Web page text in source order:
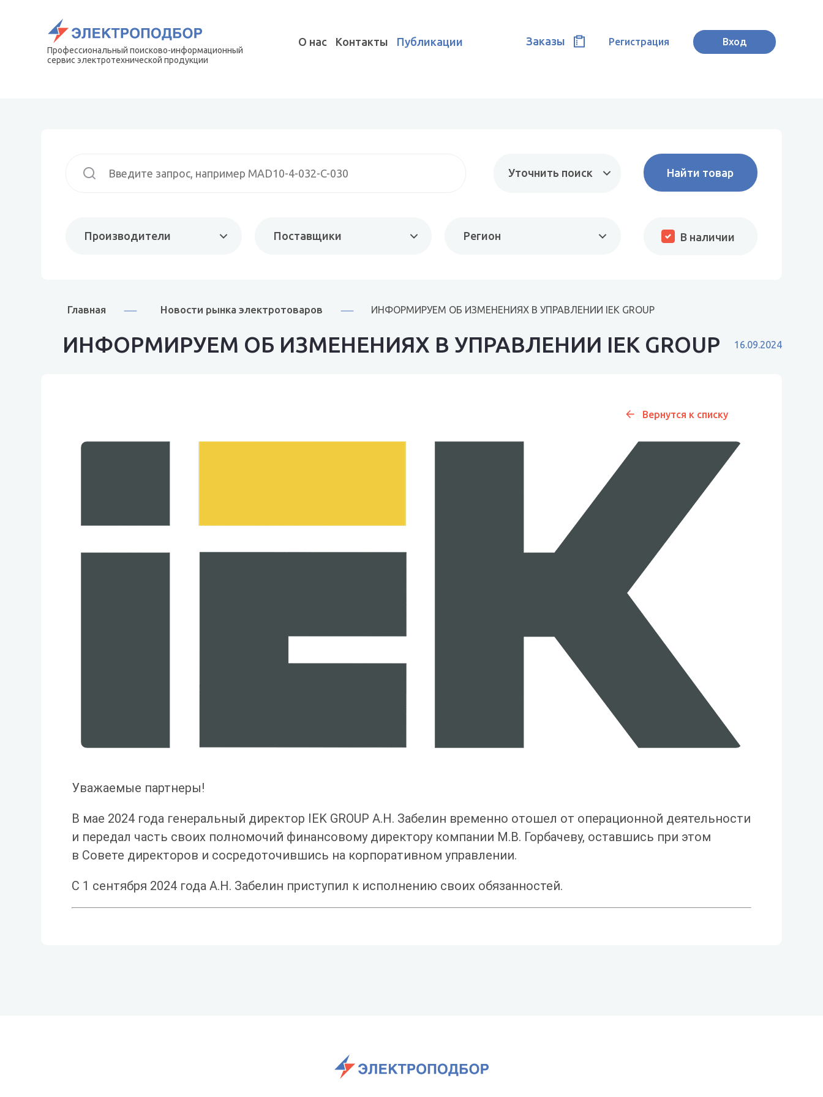
Профессиональный поисково-информационный
сервис электротехнической продукции
О нас Контакты Публикации Заказы Регистрация Вход
Уточнить поиск
Производители Поставщики Регион В наличии
Главная Новости рынка электротоваров ИНФОРМИРУЕМ ОБ ИЗМЕНЕНИЯХ В УПРАВЛЕНИИ IEK GROUP
ИНФОРМИРУЕМ ОБ ИЗМЕНЕНИЯХ В УПРАВЛЕНИИ IEK GROUP 16.09.2024
Вернутся к списку
Уважаемые партнеры!
В мае 2024 года генеральный директор IEK GROUP А.Н. Забелин временно отошел от операционной деятельности
и передал часть своих полномочий финансовому директору компании М.В. Горбачеву, оставшись при этом
в Совете директоров и сосредоточившись на корпоративном управлении.
С 1 сентября 2024 года А.Н. Забелин приступил к исполнению своих обязанностей.